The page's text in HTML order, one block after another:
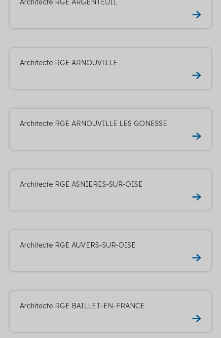
Architecte RGE ARNOUVILLE
Architecte RGE ARNOUVILLE LES GONESSE
Architecte RGE ASNIERES-SUR-OISE
Architecte RGE AUVERS-SUR-OISE
Architecte RGE BAILLET-EN-FRANCE